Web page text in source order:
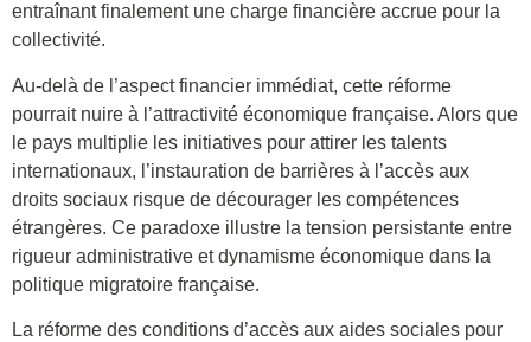
entraînant finalement une charge financière accrue pour la
collectivité.
Au-delà de l’aspect financier immédiat, cette réforme
pourrait nuire à l’attractivité économique française. Alors que
le pays multiplie les initiatives pour attirer les talents
internationaux, l’instauration de barrières à l’accès aux
droits sociaux risque de décourager les compétences
étrangères. Ce paradoxe illustre la tension persistante entre
rigueur administrative et dynamisme économique dans la
politique migratoire française.
La réforme des conditions d’accès aux aides sociales pour